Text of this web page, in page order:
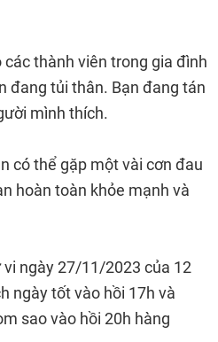
các thành viên trong gia đình
đang tủi thân. Bạn đang tán
mình thích.
có thể gặp một vài cơn đau
hoàn toàn khỏe mạnh và
ngày 27/11/2023 của 12
ngày tốt vào hồi 17h và
sao vào hồi 20h hàng